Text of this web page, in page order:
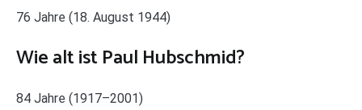
76 Jahre (18. August 1944)
Wie alt ist Paul Hubschmid?
84 Jahre (1917–2001)